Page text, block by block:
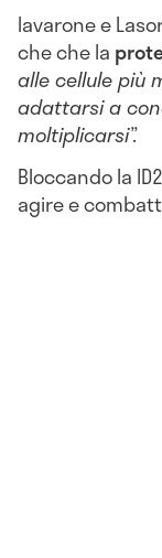
Iavarone e
che che la
alle cellule più
adattarsi a
moltiplicarsi”.
Bloccando la
agire e